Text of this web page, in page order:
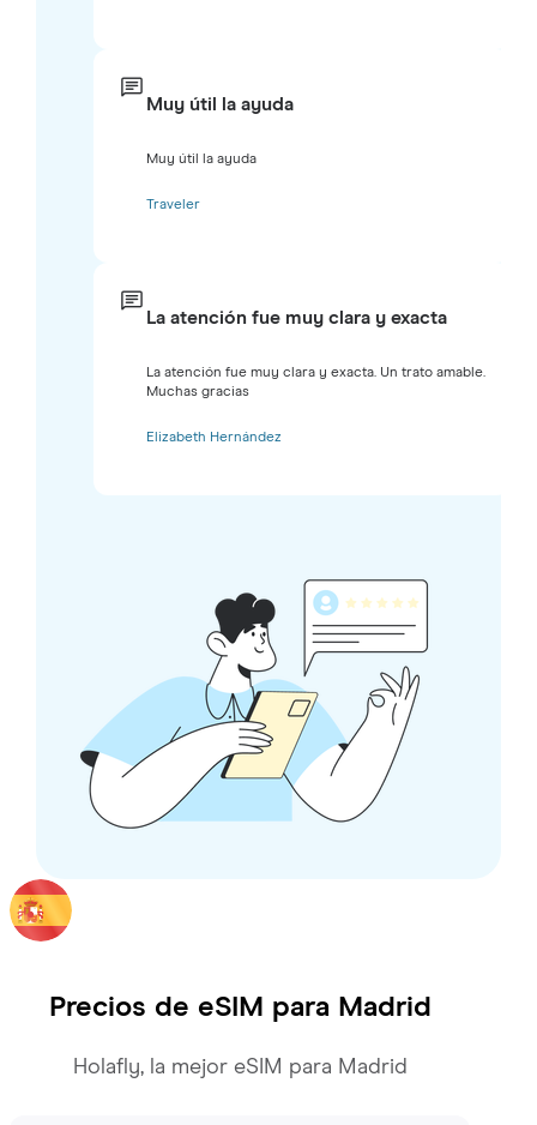
Muy útil la ayuda
Muy útil la ayuda
Traveler
La atención fue muy clara y exacta
La atención fue muy clara y exacta. Un trato amable.
Muchas gracias
Elizabeth Hernández
Precios de eSIM para Madrid
Holafly, la mejor eSIM para Madrid